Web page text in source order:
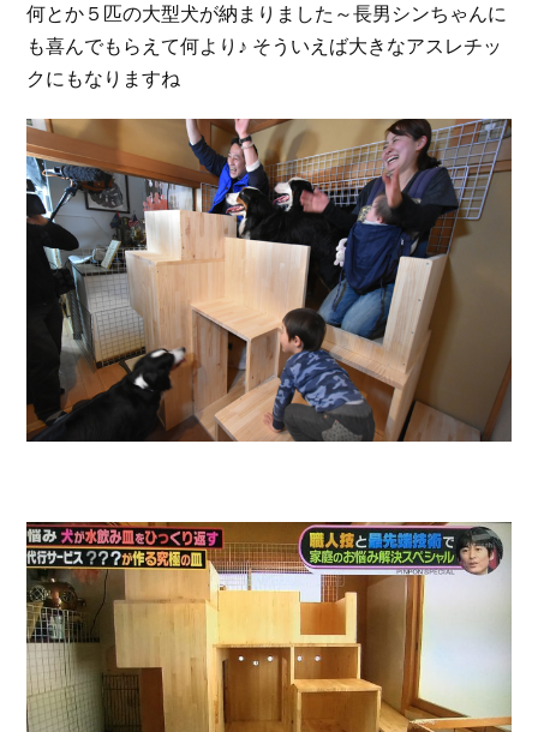
何とか５匹の大型犬が納まりました～長男シンちゃんに
も喜んでもらえて何より♪ そういえば大きなアスレチッ
クにもなりますね